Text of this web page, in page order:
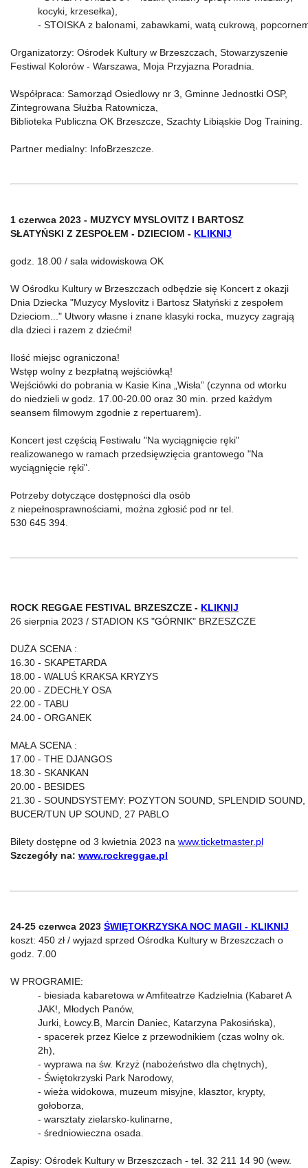
kocyki, krzesełka),
- STOISKA z balonami, zabawkami, watą cukrową,
Organizatorzy: Ośrodek Kultury w Brzeszczach, Stowarzyszenie
Festiwal Kolorów - Warszawa, Moja Przyjazna Poradnia.
Współpraca: Samorząd Osiedlowy nr 3, Gminne Jednostki OSP,
Zintegrowana Służba Ratownicza,
Biblioteka Publiczna OK Brzeszcze, Szachty Libiąskie Dog Training.
Partner medialny: InfoBrzeszcze.
1 czerwca 2023 - MUZYCY MYSLOVITZ I BARTOSZ
SŁATYŃSKI Z ZESPOŁEM - DZIECIOM - KLIKNIJ
godz. 18.00 / sala widowiskowa OK
W Ośrodku Kultury w Brzeszczach odbędzie się Koncert z okazji
Dnia Dziecka "Muzycy Myslovitz i Bartosz Słatyński z zespołem
Dzieciom..." Utwory własne i znane klasyki rocka, muzycy zagrają
dla dzieci i razem z dziećmi!
Ilość miejsc ograniczona!
Wstęp wolny z bezpłatną wejściówką!
Wejściówki do pobrania w Kasie Kina „Wisła” (czynna od wtorku
do niedzieli w godz. 17.00-20.00 oraz 30 min. przed każdym
seansem filmowym zgodnie z repertuarem).
Koncert jest częścią Festiwalu "Na wyciągnięcie ręki"
realizowanego w ramach przedsięwzięcia grantowego "Na
wyciągnięcie ręki".
Potrzeby dotyczące dostępności dla osób
z niepełnosprawnościami, można zgłosić pod nr tel.
530 645 394.
ROCK REGGAE FESTIVAL BRZESZCZE - KLIKNIJ
26 sierpnia 2023 / STADION KS "GÓRNIK" BRZESZCZE
DUŻA SCENA :
16.30 - SKAPETARDA
18.00 - WALUŚ KRAKSA KRYZYS
20.00 - ZDECHŁY OSA
22.00 - TABU
24.00 - ORGANEK
MAŁA SCENA :
17.00 - THE DJANGOS
18.30 - SKANKAN
20.00 - BESIDES
21.30 - SOUNDSYSTEMY: POZYTON SOUND, SPLENDID SOUND,
BUCER/TUN UP SOUND, 27 PABLO
Bilety dostępne od 3 kwietnia 2023 na www.ticketmaster.pl
Szczegóły na: www.rockreggae.pl
24-25 czerwca 2023 ŚWIĘTOKRZYSKA NOC MAGII - KLIKNIJ
koszt: 450 zł / wyjazd sprzed Ośrodka Kultury w Brzeszczach o
godz. 7.00
W PROGRAMIE:
- biesiada kabaretowa w Amfiteatrze Kadzielnia (Kabaret A
JAK!, Młodych Panów,
Jurki, Łowcy.B, Marcin Daniec, Katarzyna Pakosińska),
- spacerek przez Kielce z przewodnikiem (czas wolny ok.
2h),
- wyprawa na św. Krzyż (nabożeństwo dla chętnych),
- Świętokrzyski Park Narodowy,
- wieża widokowa, muzeum misyjne, klasztor, krypty,
gołoborza,
- warsztaty zielarsko-kulinarne,
- średniowieczna osada.
Zapisy: Ośrodek Kultury w Brzeszczach - tel. 32 211 14 90 (wew.